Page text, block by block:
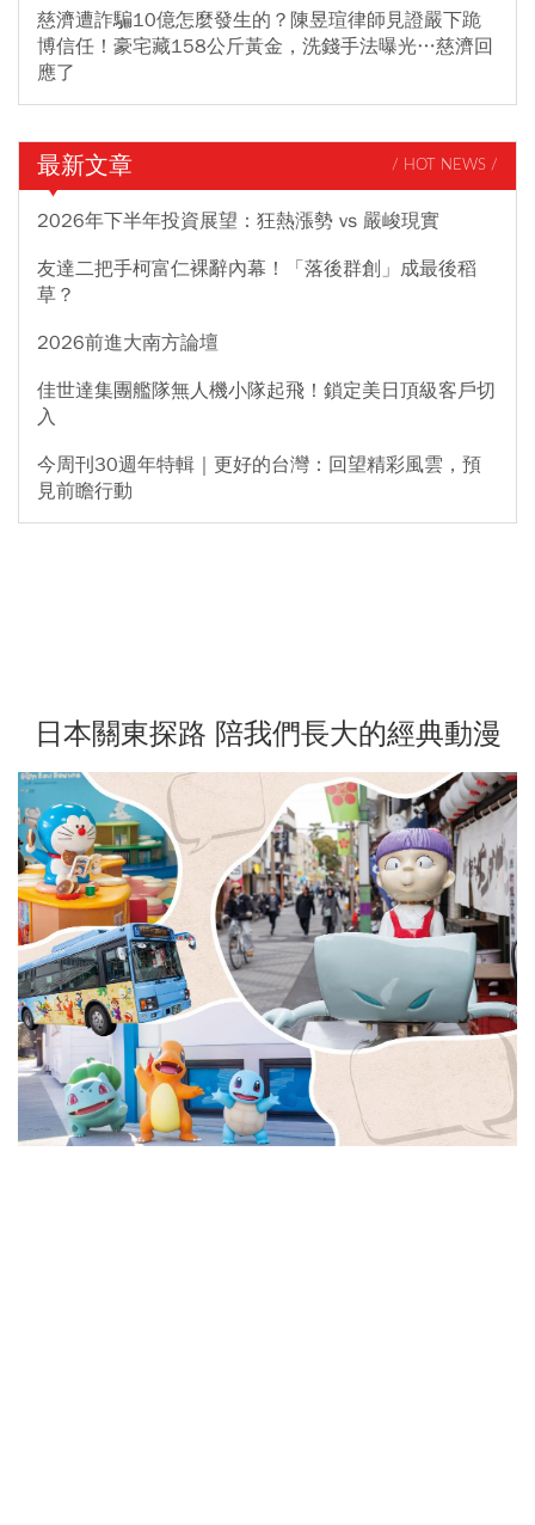
慈濟遭詐騙10億怎麼發生的？陳昱瑄律師見證嚴下跪
博信任！豪宅藏158公斤黃金，洗錢手法曝光…慈濟回
應了
最新文章 / HOT NEWS /
2026年下半年投資展望：狂熱漲勢 vs 嚴峻現實
友達二把手柯富仁裸辭內幕！「落後群創」成最後稻
草？
2026前進大南方論壇
佳世達集團艦隊無人機小隊起飛！鎖定美日頂級客戶切
入
今周刊30週年特輯｜更好的台灣：回望精彩風雲，預
見前瞻行動
日本關東探路 陪我們長大的經典動漫